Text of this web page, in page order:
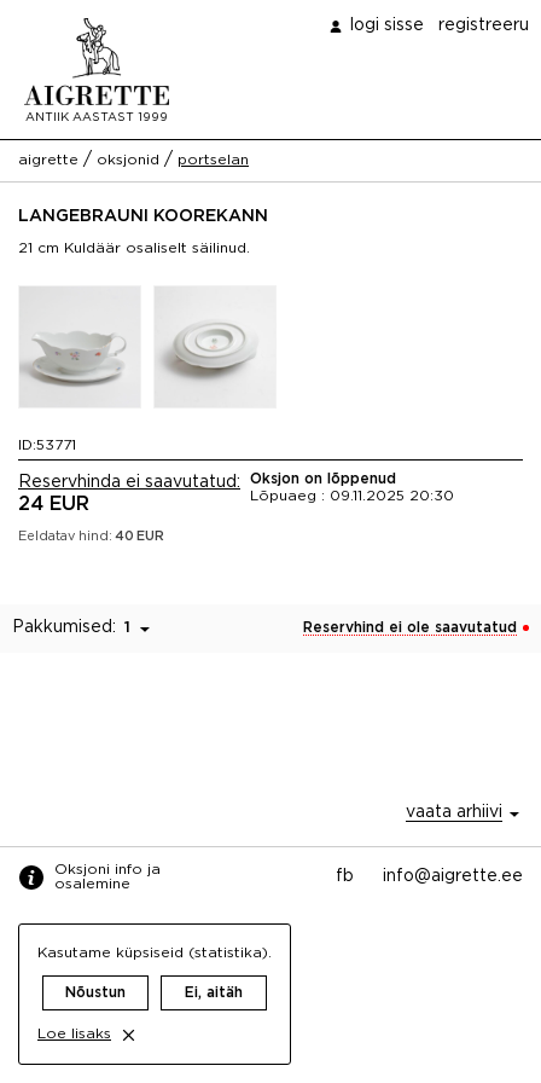
ANTIIK AASTAST 1999
logi sisse registreeru
aigrette / oksjonid / portselan
LANGEBRAUNI KOOREKANN
21 cm Kuldäär osaliselt säilinud.
ID:53771
Reservhinda ei saavutatud:
24 EUR
Oksjon on lõppenud
Lõpuaeg : 09.11.2025 20:30
Eeldatav hind: 40 EUR
Pakkumised: 1 Reservhind ei ole saavutatud
Oksjoni info ja
osalemine
vaata arhiivi
fb info@aigrette.ee
Kasutame küpsiseid (statistika).
Nõustun Ei, aitäh
Loe lisaks